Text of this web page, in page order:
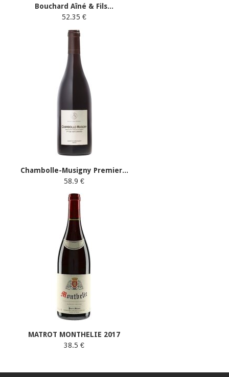
Bouchard Aîné & Fils...
52.35 €
Chambolle-Musigny Premier...
58.9 €
MATROT MONTHELIE 2017
38.5 €